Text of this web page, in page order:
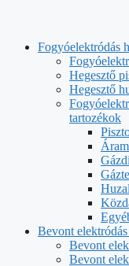
Fogyóelektródás
Hegesztő
Hegesztő
tartozékok
Bevont
Bevont
Bevont